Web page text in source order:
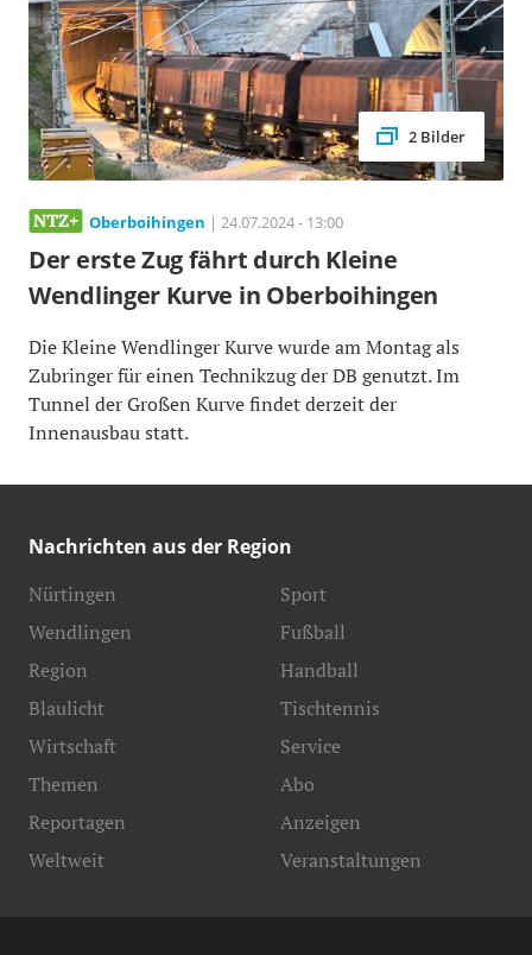
2 Bilder
Oberboihingen | 24.07.2024 - 13:00
Der erste Zug fährt durch Kleine
Wendlinger Kurve in Oberboihingen
Die Kleine Wendlinger Kurve wurde am Montag als
Zubringer für einen Technikzug der DB genutzt. Im
Tunnel der Großen Kurve findet derzeit der
Innenausbau statt.
Nachrichten aus der Region
Nürtingen
Wendlingen
Region
Blaulicht
Sport
Fußball
Handball
Tischtennis
Wirtschaft
Themen
Reportagen
Weltweit
Service
Abo
Anzeigen
Veranstaltungen